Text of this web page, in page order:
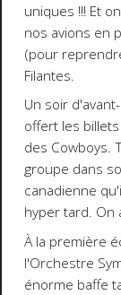
uniques !!! Et
nos avions en
(pour
Filantes.
Un soir
offert les
des Cowboys.
groupe dans
canadienne
hyper tard. On
À la première
l'Orchestre
énorme baffe